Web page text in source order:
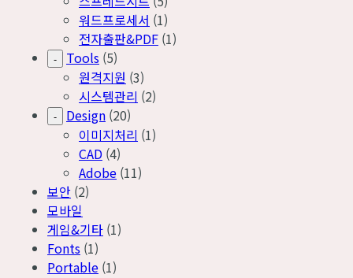
워드프로세서 (1)
전자출판&PDF (1)
- Tools (5)
원격지원 (3)
시스템관리 (2)
- Design (20)
이미지처리 (1)
CAD (4)
Adobe (11)
보안 (2)
모바일
게임&기타 (1)
Fonts (1)
Portable (1)